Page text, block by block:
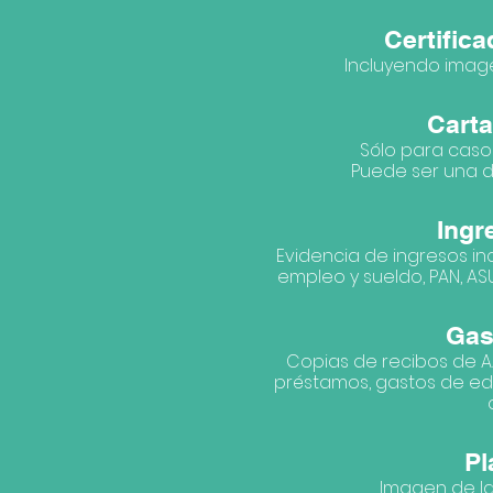
Incluyendo
Sólo para
Puede ser una
Evidencia de ingresos
empleo y sueldo, PAN,
Copias de recibos de
préstamos, gastos de